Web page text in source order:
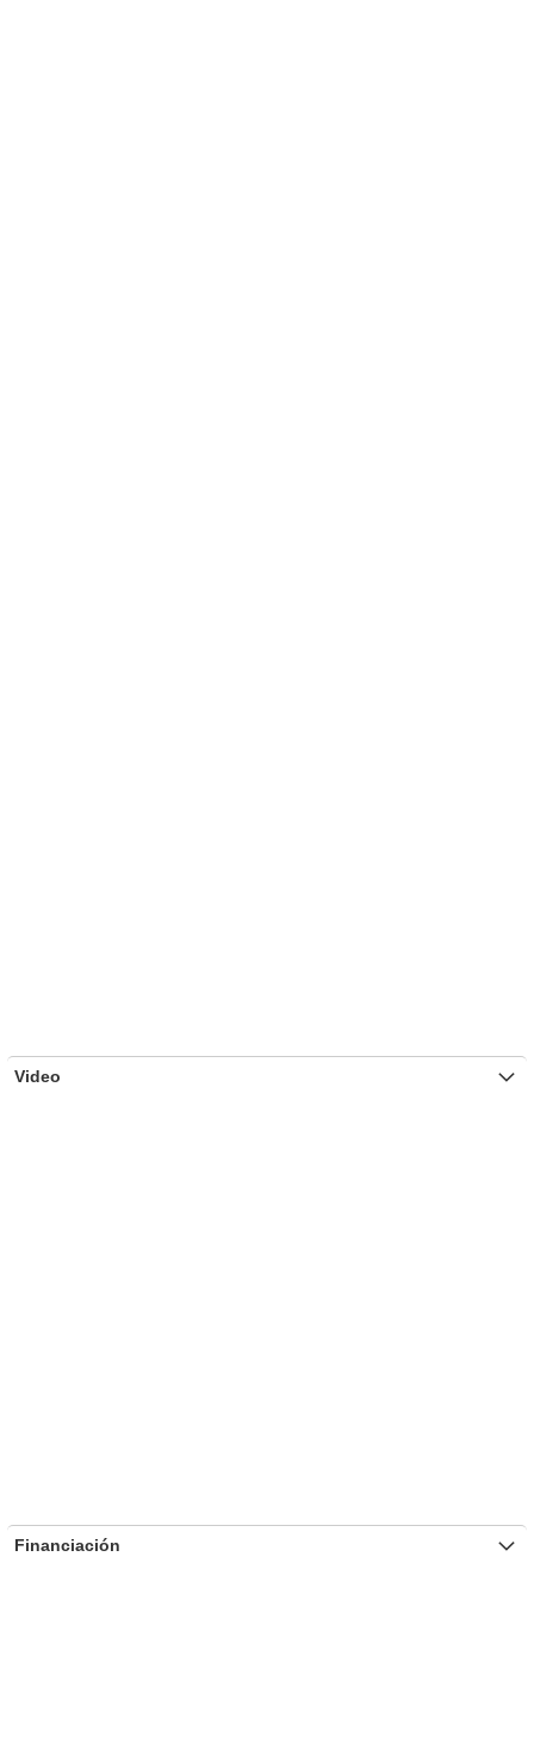
Video
Financiación